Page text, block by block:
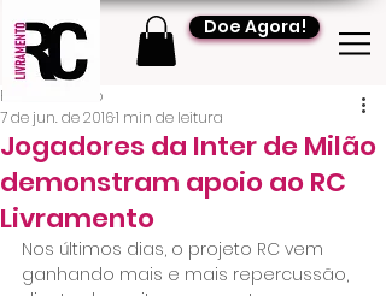
Doe Agora!
Jogadores da Inter de Milão
demonstram apoio ao RC
Livramento
RC Livramento
7 de jun. de 20161 min de leitura
Nos últimos dias, o projeto RC vem
ganhando mais e mais repercussão,